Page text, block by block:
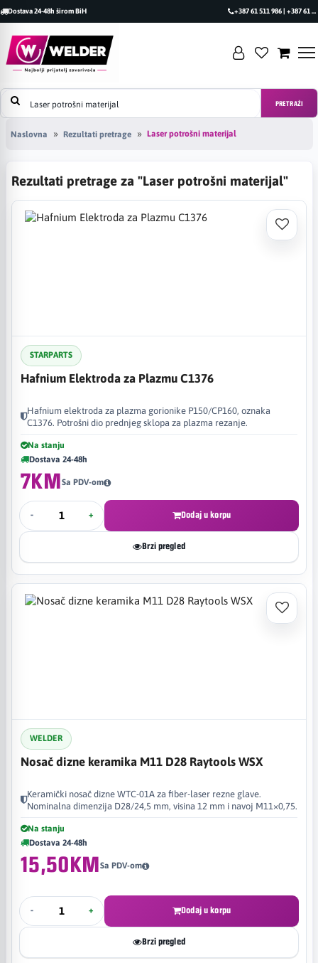
Dostava 24-48h širom BiH +387 61 511 986 | +387 61 493 470
PRETRAŽI
Naslovna Rezultati pretrage Laser potrošni materijal
Rezultati pretrage za "Laser potrošni materijal"
STARPARTS
Hafnium Elektroda za Plazmu C1376
Hafnium elektroda za plazma gorionike P150/CP160, oznaka
C1376. Potrošni dio prednjeg sklopa za plazma rezanje.
Na stanju
Dostava 24-48h
7KMSa PDV-om
- + Dodaj u korpu
Brzi pregled
WELDER
Nosač dizne keramika M11 D28 Raytools WSX
Keramički nosač dizne WTC-01A za fiber-laser rezne glave.
Nominalna dimenzija D28/24,5 mm, visina 12 mm i navoj M11×0,75.
Na stanju
Dostava 24-48h
15,50KMSa PDV-om
- + Dodaj u korpu
Brzi pregled